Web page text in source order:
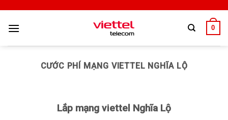
0
CƯỚC PHÍ MẠNG VIETTEL NGHĨA LỘ
Lắp mạng viettel Nghĩa Lộ